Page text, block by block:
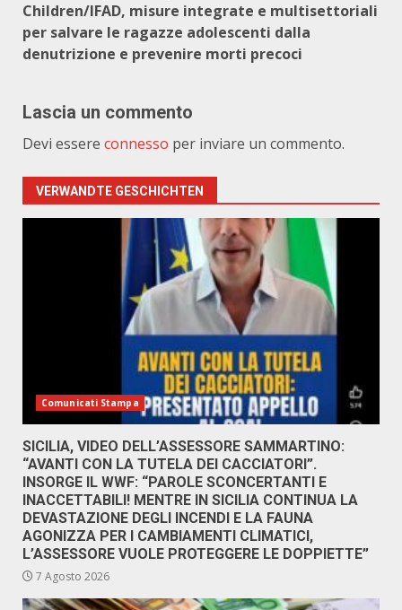
Children/IFAD, misure integrate e multisettoriali
per salvare le ragazze adolescenti dalla
denutrizione e prevenire morti precoci
Lascia un commento
Devi essere connesso per inviare un commento.
VERWANDTE GESCHICHTEN
Comunicati Stampa
SICILIA, VIDEO DELL’ASSESSORE SAMMARTINO:
“AVANTI CON LA TUTELA DEI CACCIATORI”.
INSORGE IL WWF: “PAROLE SCONCERTANTI E
INACCETTABILI! MENTRE IN SICILIA CONTINUA LA
DEVASTAZIONE DEGLI INCENDI E LA FAUNA
AGONIZZA PER I CAMBIAMENTI CLIMATICI,
L’ASSESSORE VUOLE PROTEGGERE LE DOPPIETTE”
7 Agosto 2026